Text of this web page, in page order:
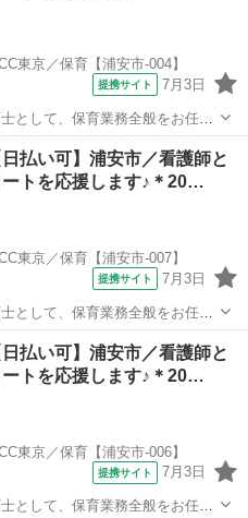
東京／保育【浦安市-004】
提携サイト 7月3日
奏や歌・季節行事の補助 連絡
日払い可】浦安市／看護師と
ートを応援します♪＊20…
東京／保育【浦安市-007】
提携サイト 7月3日
奏や歌・季節行事の補助 連絡
日払い可】浦安市／看護師と
ートを応援します♪＊20…
東京／保育【浦安市-006】
提携サイト 7月3日